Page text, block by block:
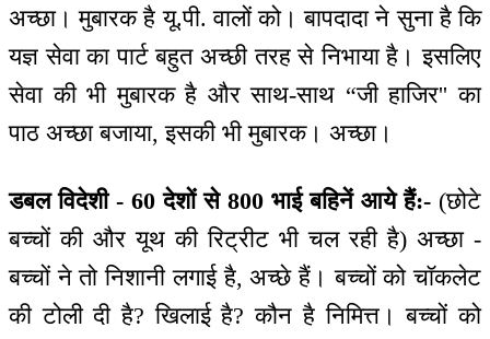
अच्छा। मुबारक है यू.पी. वालों को। बापदादा ने सुना है कि
यज्ञ सेवा का पार्ट बहुत अच्छी तरह से निभाया है। इसलिए
सेवा की भी मुबारक है और साथ-साथ “जी हाजिर'' का
पाठ अच्छा बजाया, इसकी भी मुबारक। अच्छा।
डबल विदेशी - 60 देशों से 800 भाई बहिनें आये हैं:- (छोटे
बच्चों की और यूथ की रिट्रीट भी चल रही है) अच्छा -
बच्चों ने तो निशानी लगाई है, अच्छे हैं। बच्चों को चॉकलेट
की टोली दी है? खिलाई है? कौन है निमित्त। बच्चों को